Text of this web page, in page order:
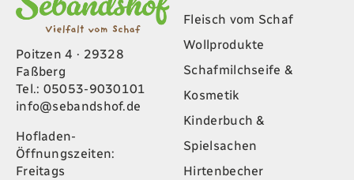
Poitzen 4 · 29328
Faßberg
Tel.: 05053-9030101
info@sebandshof.de
Hofladen-
Öffnungszeiten:
Freitags
Fleisch vom Schaf
Wollprodukte
Schafmilchseife &
Kosmetik
Kinderbuch &
Spielsachen
Hirtenbecher